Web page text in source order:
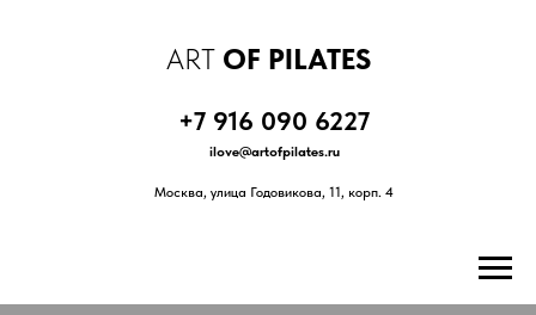
ART OF PILATES
+7 916 090 6227
ilove@artofpilates.ru
Москва, улица Годовикова, 11, корп. 4